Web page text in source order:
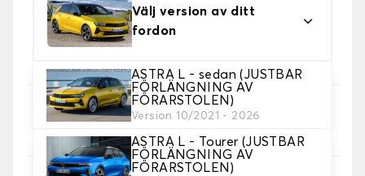
Välj version av ditt
fordon
ASTRA L - sedan (JUSTBAR
FÖRLÄNGNING AV
FÖRARSTOLEN)
Version 10/2021 - 2026
ASTRA L - Tourer (JUSTBAR
FÖRLÄNGNING AV
FÖRARSTOLEN)
2. Val av spel